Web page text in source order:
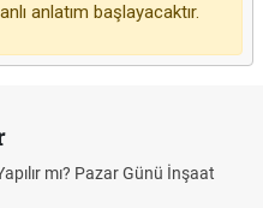
anlatım başlayacaktır.
mı? Pazar Günü İnşaat